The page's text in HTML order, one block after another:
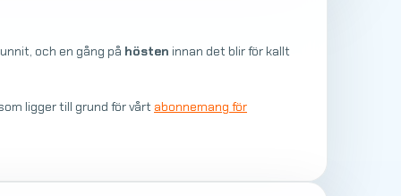
och en gång på hösten innan det blir för kallt
ligger till grund för vårt abonnemang för